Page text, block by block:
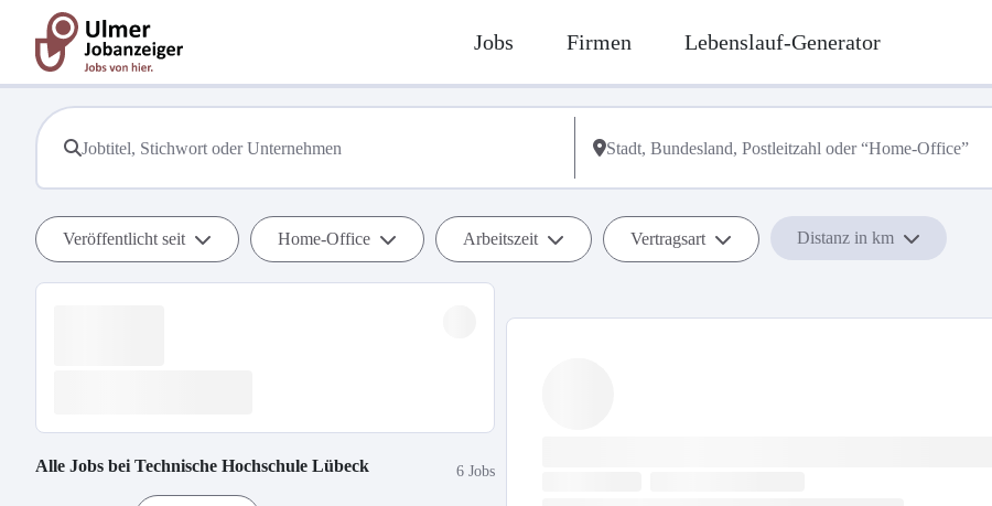
Jobs Firmen Lebenslauf-Generator
Veröffentlicht seit Home-Office Arbeitszeit Vertragsart Distanz in km
Alle Jobs bei Technische Hochschule Lübeck 6 Jobs